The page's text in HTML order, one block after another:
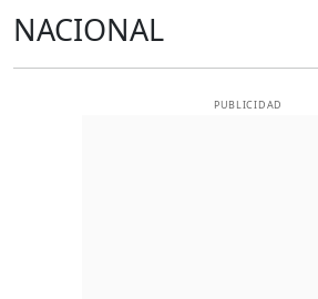
NACIONAL
PUBLICIDAD